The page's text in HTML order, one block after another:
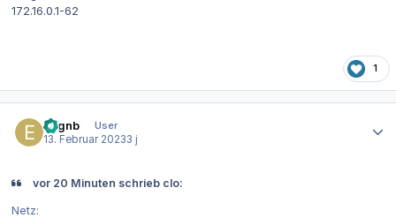
172.16.0.1-62
1
evgnb
User
13. Februar 20233 j
vor 20 Minuten schrieb clo:
Netz: